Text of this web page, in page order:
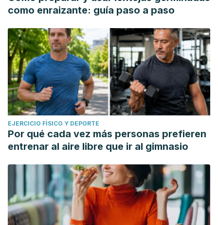
como enraizante: guía paso a paso
EJERCICIO FÍSICO Y DEPORTE
Por qué cada vez más personas prefieren
entrenar al aire libre que ir al gimnasio